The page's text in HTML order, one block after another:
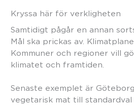
Kryssa här för verkligheten
Samtidigt pågår en annan
Mål ska prickas av.
Kommuner och regioner vill
klimatet och framtiden.
Senaste exemplet är
vegetarisk mat till